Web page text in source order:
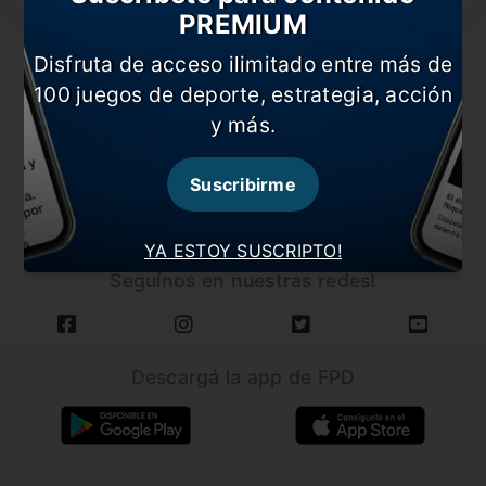
CARGAR MÁS NOTICIAS
Seguínos en nuestras redes!
YA ESTOY SUSCRIPTO!
PREMIUM
Disfruta de acceso ilimitado entre más de
100 juegos de deporte, estrategia, acción
y más.
Suscribirme